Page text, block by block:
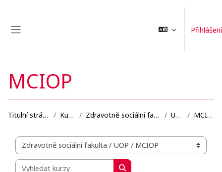
Přihlášení
MCIOP
Titulní stránka Kurzy Zdravotně sociální fakulta UOP MCIOP
Organizační struktura kurzů
Vyhledat kurzy